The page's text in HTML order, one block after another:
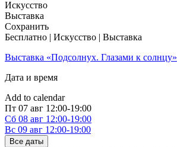
Искусство
Выставка
Сохранить
Бесплатно | Искусство | Выставка
Выставка «Подсолнух. Глазами к солнцу»
Дата и время
Add to calendar
Пт 07 авг 12:00-19:00
Сб 08 авг 12:00-19:00
Вс 09 авг 12:00-19:00
Все даты